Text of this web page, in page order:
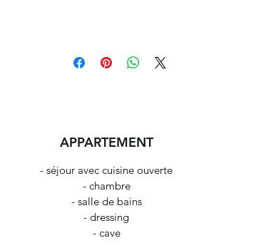
Une cave complète ce bien.
APPARTEMENT
- séjour avec cuisine ouverte
- chambre
- salle de bains
- dressing
- cave